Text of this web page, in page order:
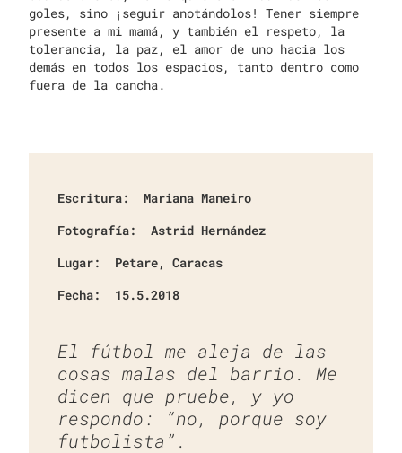
goles, sino ¡seguir anotándolos! Tener siempre
presente a mi mamá, y también el respeto, la
tolerancia, la paz, el amor de uno hacia los
demás en todos los espacios, tanto dentro como
fuera de la cancha.
Escritura:
Mariana Maneiro
Fotografía:
Astrid Hernández
Lugar:
Petare, Caracas
Fecha:
15.5.2018
El fútbol me aleja de las
cosas malas del barrio. Me
dicen que pruebe, y yo
respondo: “no, porque soy
futbolista”.